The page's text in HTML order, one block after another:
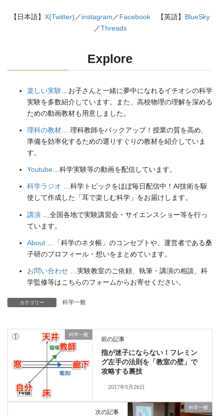
【日本語】 X(Twitter) ／instagram ／Facebook 【英語】 BlueSky
／Threads
Explore
楽しい実験 …お子さんと一緒に夢中になれるイチオシの科学
実験を多数紹介しています。また、高校物理の理解を深める
ための動画教材も用意しました。
理科の教材 … 理科教師をバックアップ！授業の質を高め、
準備を効率化するための選りすぐりの教材を紹介していま
す。
Youtube…科学実験等の動画を配信しています。
科学ラジオ …科学トピックをほぼ毎日配信中！AI技術を駆
使して作成した「耳で楽しむ科学」をお届けします。
講演 …全国各地で実験講習会・サイエンスショー等を行っ
ています。
About …「科学のネタ帳」のコンセプトや、運営者である桑
子研のプロフィール・想いをまとめています。
お問い合わせ …実験教室のご依頼、執筆・講演の相談、科
学監修等はこちらのフォームからお寄せください。
カテゴリー 科学一般
科学一般
前の記事
指が迷子にならない！フレミン
グ左手の法則を「教室の壁」で
攻略する裏技
2017年5月26日
科学一般
次の記事